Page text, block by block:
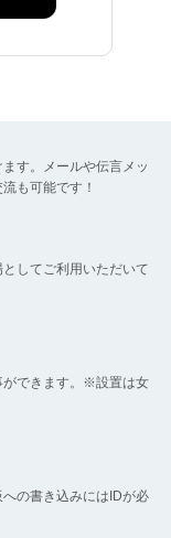
す。メールや伝言メッ
も可能です！
してご利用いただいて
ができます。※設置は女
の書き込みにはIDが必